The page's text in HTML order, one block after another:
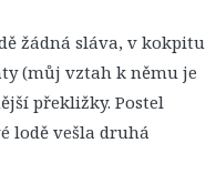
žádná sláva, v kokpitu
(můj vztah k němu je
překližky. Postel
lodě vešla druhá